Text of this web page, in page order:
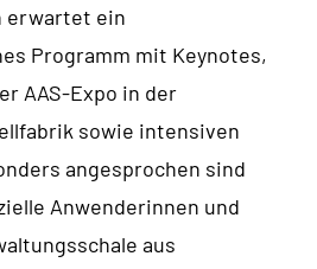
erwartet ein
Programm mit Keynotes,
AAS-Expo in der
sowie intensiven
angesprochen sind
Anwenderinnen und
aus